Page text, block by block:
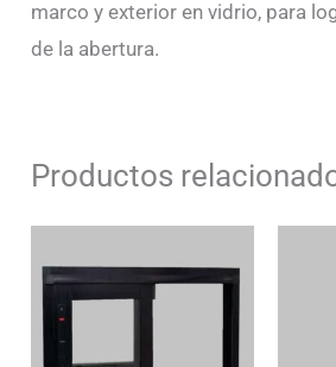
marco y exterior en vidrio, para
de la abertura.
Productos